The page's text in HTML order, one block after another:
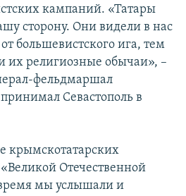
кампаний. «Татары
сторону. Они видели в нас
большевистского ига, тем
их религиозные обычаи», –
фельдмаршал
Севастополь в
крымскотатарских
Отечественной
мы услышали и